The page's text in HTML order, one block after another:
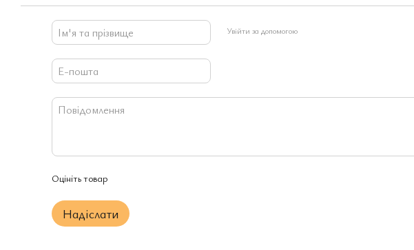
Увійти за допомогою
Оцініть товар
Надіслати